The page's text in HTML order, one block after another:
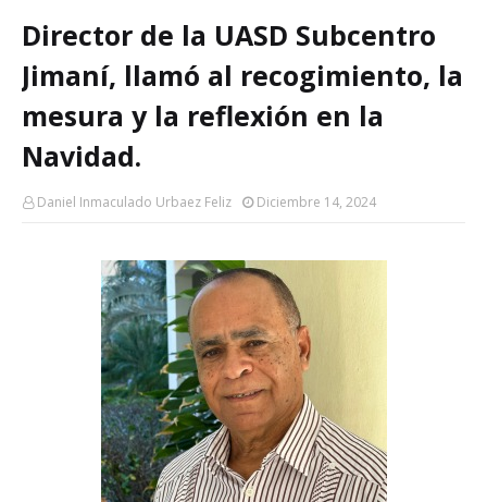
Director de la UASD Subcentro
Jimaní, llamó al recogimiento, la
mesura y la reflexión en la
Navidad.
Daniel Inmaculado Urbaez Feliz Diciembre 14, 2024